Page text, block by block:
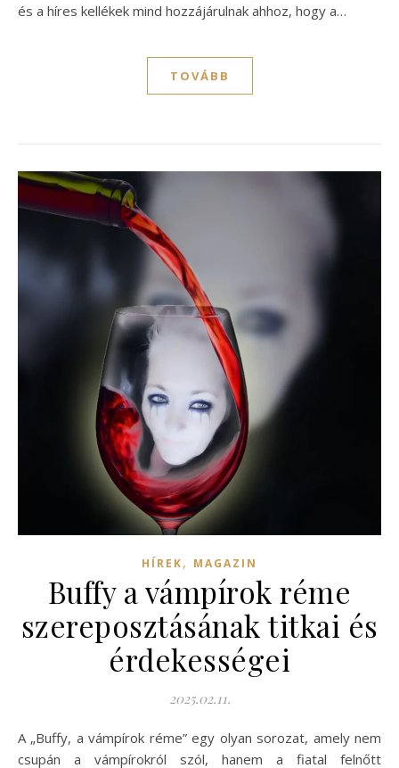
és a híres kellékek mind hozzájárulnak ahhoz, hogy a…
TOVÁBB
HÍREK, MAGAZIN
Buffy a vámpírok réme
szereposztásának titkai és
érdekességei
2025.02.11.
A „Buffy, a vámpírok réme” egy olyan sorozat, amely nem
csupán a vámpírokról szól, hanem a fiatal felnőtt